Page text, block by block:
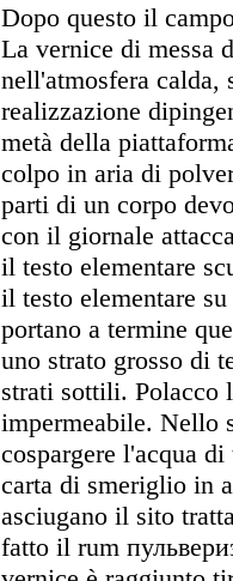
Dopo questo il
La vernice di messa
nell'atmosfera calda,
realizzazione
metà della
colpo in aria di
parti di un corpo
con il giornale
il testo elementare
il testo elementare
portano a termine
uno strato grosso di
strati sottili. Polacco
impermeabile. Nello
cospargere l'acqua
carta di smeriglio in
asciugano il sito
fatto il rum